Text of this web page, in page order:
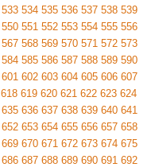
533 534 535 536 537 538 539
550 551 552 553 554 555 556
567 568 569 570 571 572 573
584 585 586 587 588 589 590
601 602 603 604 605 606 607
618 619 620 621 622 623 624
635 636 637 638 639 640 641
652 653 654 655 656 657 658
669 670 671 672 673 674 675
686 687 688 689 690 691 692